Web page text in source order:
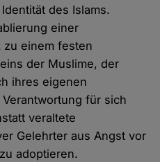
des Islams.
einer
zu einem festen
der Muslime, der
ihres eigenen
für sich
veraltete
Gelehrter aus Angst vor
adoptieren.